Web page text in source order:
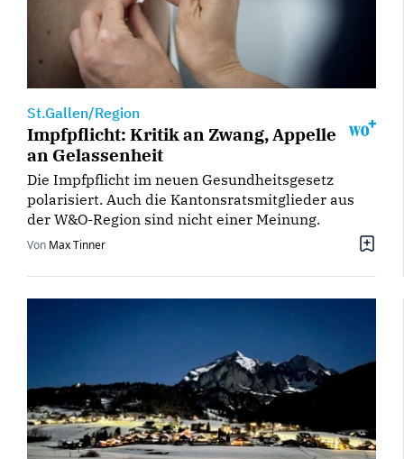
St.Gallen/Region
Impfpflicht: Kritik an Zwang, Appelle
an Gelassenheit
Die Impfpflicht im neuen Gesundheitsgesetz
polarisiert. Auch die Kantonsratsmitglieder aus
der W&O-Region sind nicht einer Meinung.
Von Max Tinner